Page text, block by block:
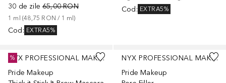
30 de zile 65,00 RON
1 ml (48,75 RON / 1 ml)
Cod : EXTRA5%
Cod : EXTRA5%
NYX PROFESSIONAL MAKEUP
Pride Makeup
%
+4
NYX PROFESSIONAL MAKEUP
Pride Makeup